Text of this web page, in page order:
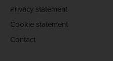
Privacy statement
Cookie statement
Contact